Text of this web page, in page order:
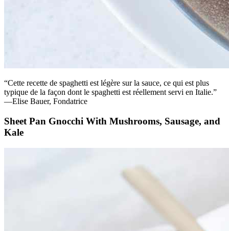
“Cette recette de spaghetti est légère sur la sauce, ce qui est plus
typique de la façon dont le spaghetti est réellement servi en Italie.”
—Elise Bauer, Fondatrice
Sheet Pan Gnocchi With Mushrooms, Sausage, and
Kale